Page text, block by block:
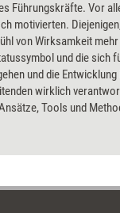
Führungskräfte. Vor
motivierten.
von Wirksamkeit
und die sich
und die
wirklich
Tools und
um Erschöpfung